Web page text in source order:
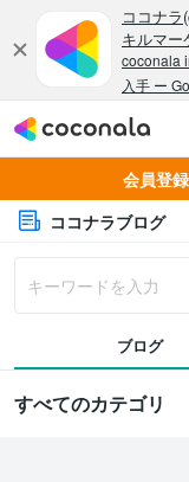
会員登
ココナラブログ
ブログ
すべてのカテゴリ